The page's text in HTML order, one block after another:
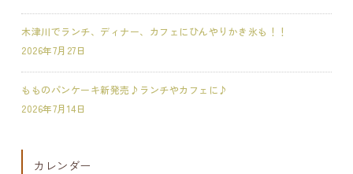
木津川でランチ、ディナー、カフェにひんやりかき氷も！！
2026年7月27日
もものパンケーキ新発売♪ランチやカフェに♪
2026年7月14日
カレンダー